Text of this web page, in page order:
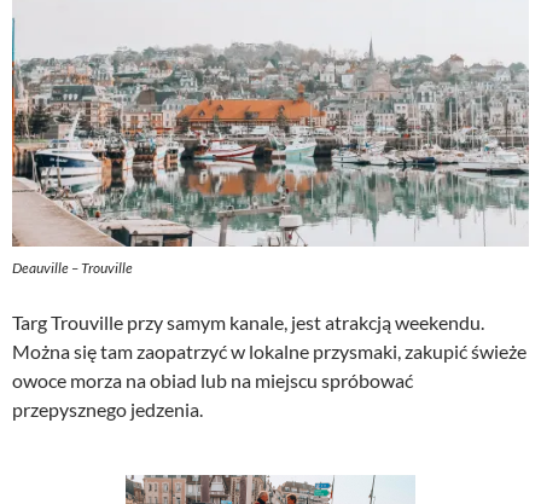
Deauville – Trouville
Targ Trouville przy samym kanale, jest atrakcją weekendu.
Można się tam zaopatrzyć w lokalne przysmaki, zakupić świeże
owoce morza na obiad lub na miejscu spróbować
przepysznego jedzenia.